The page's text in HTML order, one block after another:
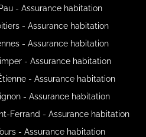
- Assurance habitation
- Assurance habitation
- Assurance habitation
- Assurance habitation
- Assurance habitation
- Assurance habitation
Ferrand - Assurance habitation
- Assurance habitation